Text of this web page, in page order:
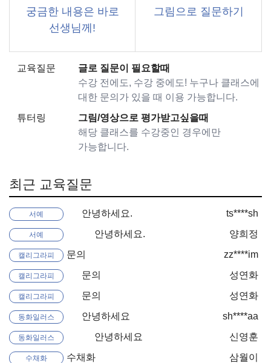
궁금한 내용은 바로
선생님께!
그림으로 질문하기
교육질문
글로 질문이 필요할때
수강 전에도, 수강 중에도! 누구나 클래스에
대한 문의가 있을 때 이용 가능합니다.
튜터링
그림/영상으로 평가받고싶을때
해당 클래스를 수강중인 경우에만
가능합니다.
최근 교육질문
서예 안녕하세요. ts****sh
서예 안녕하세요. 양희정
캘리그라피 문의 zz****im
캘리그라피 문의 성연화
캘리그라피 문의 성연화
동화일러스
안녕하세요 sh****aa
동화일러스
안녕하세요 신영훈
수채화 수채화 삼월이